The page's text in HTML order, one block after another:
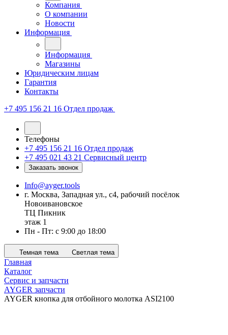
Компания
О компании
Новости
Информация
Информация
Магазины
Юридическим лицам
Гарантия
Контакты
+7 495 156 21 16 Отдел продаж
Телефоны
+7 495 156 21 16 Отдел продаж
+7 495 021 43 21 Cервисный центр
Заказать звонок
Info@ayger.tools
г. Москва, Западная ул., с4, рабочий посёлок
Новоивановское
ТЦ Пикник
этаж 1
Пн - Пт: с 9:00 до 18:00
Темная тема Светлая тема
Главная
Каталог
Сервис и запчасти
AYGER запчасти
AYGER кнопка для отбойного молотка ASI2100